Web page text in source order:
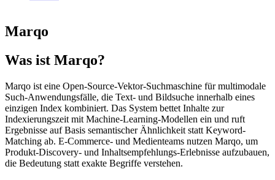
Marqo
Was ist Marqo?
Marqo ist eine Open-Source-Vektor-Suchmaschine für multimodale
Such-Anwendungsfälle, die Text- und Bildsuche innerhalb eines
einzigen Index kombiniert. Das System bettet Inhalte zur
Indexierungszeit mit Machine-Learning-Modellen ein und ruft
Ergebnisse auf Basis semantischer Ähnlichkeit statt Keyword-
Matching ab. E-Commerce- und Medienteams nutzen Marqo, um
Produkt-Discovery- und Inhaltsempfehlungs-Erlebnisse aufzubauen,
die Bedeutung statt exakte Begriffe verstehen.